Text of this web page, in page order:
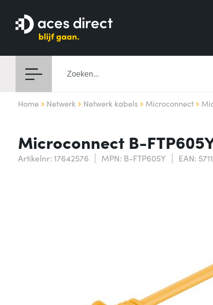
Home Netwerk Netwerk kabels Microconnect
Microconnect B-
Artikelnr: 17642576 MPN: B-FTP605Y EAN: